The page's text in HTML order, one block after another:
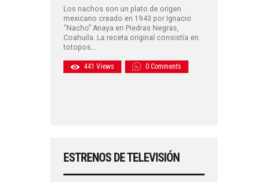
Los nachos son un plato de origen
mexicano creado en 1943 por Ignacio
“Nacho” Anaya en Piedras Negras,
Coahuila. La receta original consistía en
totopos…
441 Views 0 Comments
ESTRENOS DE TELEVISIÓN